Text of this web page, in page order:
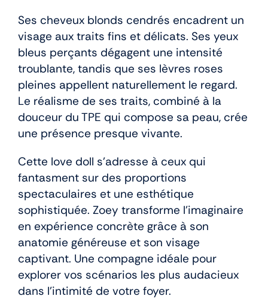
Ses cheveux blonds cendrés encadrent un
visage aux traits fins et délicats. Ses yeux
bleus perçants dégagent une intensité
troublante, tandis que ses lèvres roses
pleines appellent naturellement le regard.
Le réalisme de ses traits, combiné à la
douceur du TPE qui compose sa peau, crée
une présence presque vivante.
Cette love doll s’adresse à ceux qui
fantasment sur des proportions
spectaculaires et une esthétique
sophistiquée. Zoey transforme l’imaginaire
en expérience concrète grâce à son
anatomie généreuse et son visage
captivant. Une compagne idéale pour
explorer vos scénarios les plus audacieux
dans l’intimité de votre foyer.